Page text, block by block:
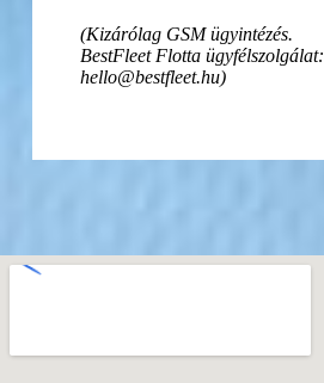
(Kizárólag GSM ügyintézés.
BestFleet Flotta ügyfélszolgálat:
hello@bestfleet.hu)